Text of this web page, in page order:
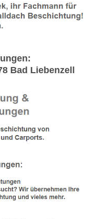
Bad Liebenzell